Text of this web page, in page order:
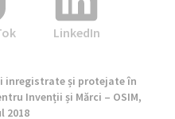
LinkedIn
inregistrate și protejate în
Invenții și Mărci – OSIM,
2018